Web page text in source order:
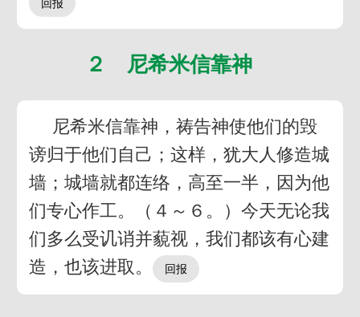
２ 尼希米信靠神
尼希米信靠神，祷告神使他们的毁
谤归于他们自己；这样，犹大人修造城
墙；城墙就都连络，高至一半，因为他
们专心作工。（４～６。）今天无论我
们多么受讥诮并藐视，我们都该有心建
造，也该进取。